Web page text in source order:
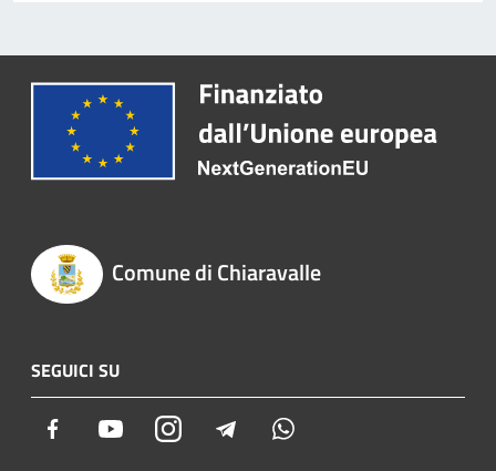
Comune di Chiaravalle
SEGUICI SU
Facebook YoutubeInstagram Telegram